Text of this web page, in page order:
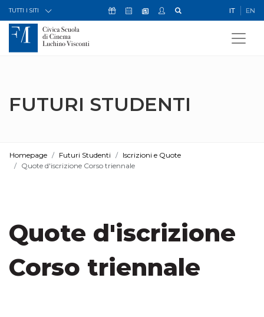
Skip to Content
TUTTI I SITI Icona Sostienici
Icona Calendario Eventi
Icona Newsletter
Icona My Civica IT EN
FUTURI STUDENTI
Homepage Futuri Studenti
Iscrizioni e Quote
Quote d'iscrizione Corso triennale
Quote d'iscrizione
Corso triennale